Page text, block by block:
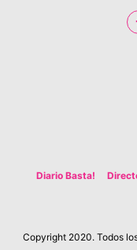
Diario Basta!
Copyright 2020. Todos